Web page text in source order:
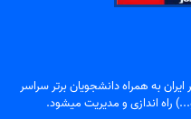
به همراه دانشجویان برتر سراسر
راه اندازی و مدیریت میشود.